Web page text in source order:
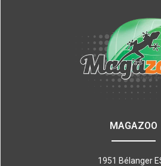
MAGAZOO
1951 Bélanger